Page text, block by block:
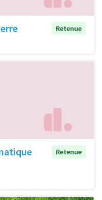
Retenue
Retenue